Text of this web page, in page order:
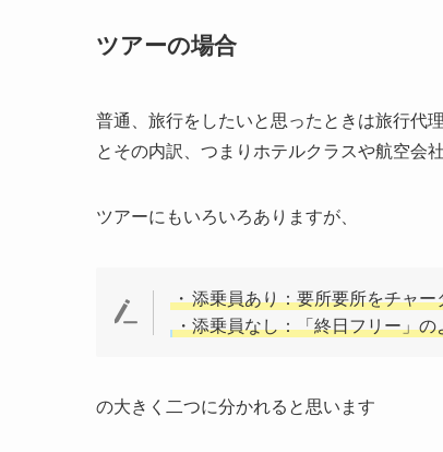
ツアーの場合
普通、旅行をしたいと思ったときは旅行代
とその内訳、つまりホテルクラスや航空会
ツアーにもいろいろありますが、
・添乗員あり：要所要所をチャ
・添乗員なし：「終日フリー」
の大きく二つに分かれると思います